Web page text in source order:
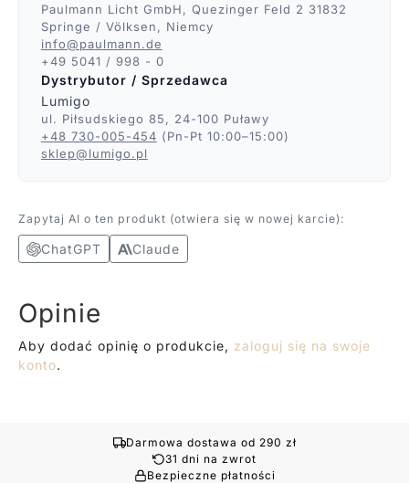
Paulmann Licht GmbH, Quezinger Feld 2 31832
Springe / Völksen, Niemcy
info@paulmann.de
+49 5041 / 998 - 0
Dystrybutor / Sprzedawca
Lumigo
ul. Piłsudskiego 85, 24-100 Puławy
+48 730-005-454 (Pn-Pt 10:00–15:00)
sklep@lumigo.pl
Zapytaj AI o ten produkt (otwiera się w nowej karcie):
ChatGPT Claude
Opinie
Aby dodać opinię o produkcie, zaloguj się na swoje
konto.
Darmowa dostawa od 290 zł
31 dni na zwrot
Bezpieczne płatności